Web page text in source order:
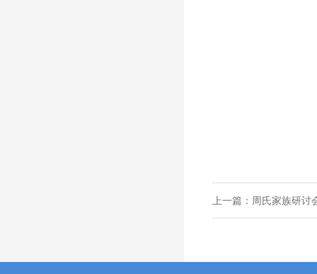
上一篇： 周氏家族研讨